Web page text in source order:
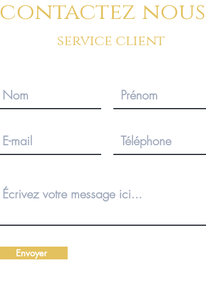
contactez nous
service client
Envoyer